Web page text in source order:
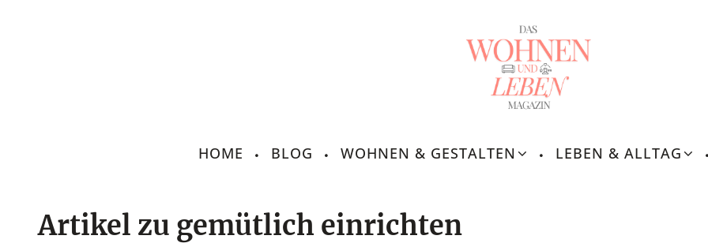
HOME BLOG WOHNEN & GESTALTEN
LEBEN & ALLTAG
Artikel zu gemütlich einrichten